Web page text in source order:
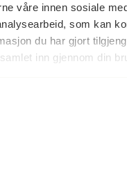
våre innen sosiale
som kan
du har gjort
inn gjennom din